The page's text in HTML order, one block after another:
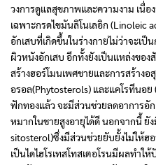
วงการดูแลสุขภาพและความงาม เนื่อ
เฉพาะกรดไขมันลิโนเลอิก (Linoleic
อักเสบที่เกิดขึ้นในร่างกายไม่ว่าจะเ
ผิวหนังอักเสบ อีกทั้งยังเป็นแหล่งขอ
สร้างฮอร์โมนเพศชายและการสร้างอ
อรอล(Phytosterols) และแคโรทีนอ
ฟักทองแล้ว จะมีส่วนช่วยลดอาการอั
หมากในชายสูงอายุได้ดี นอกจากนี้ ยั
sitosterol)ซึ่งมีส่วนช่วยยับยั้งไม่ให้ฮ
เป็นไดไฮโรเทสโทสเตอโรนมีผลทำใ